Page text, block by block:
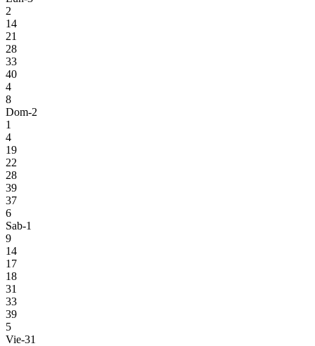
2
14
21
28
33
40
4
8
Dom-2
1
4
19
22
28
39
37
6
Sab-1
9
14
17
18
31
33
39
5
Vie-31